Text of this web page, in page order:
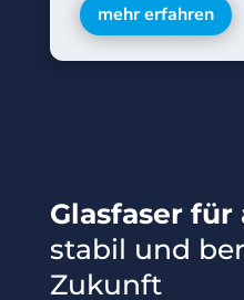
mehr erfahren
Glasfaser für
stabil und
Zukunft